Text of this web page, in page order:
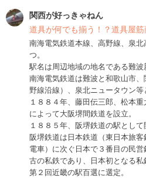
関西が好っきゃねん
道具が何でも揃う！？道具屋
南海電気鉄道本線、高野線、泉
つ。
駅名は周辺地域の地名である難波
南海電気鉄道は難波と和歌山市
野線沿線）、泉北ニュータウン等
１８８４年、藤田伝三郎、松本
によって大阪堺間鉄道を設立。
１８８５年、阪堺鉄道の駅として
阪堺鉄道は日本鉄道（東日本旅
電車）に次ぐ日本で３番目の民
古の私鉄であり、日本初となる私
第２回近畿の駅百選に選定。